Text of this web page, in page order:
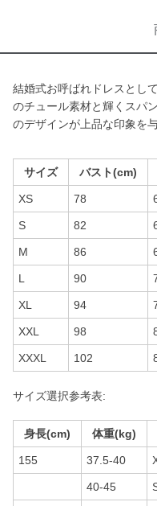
結婚式お呼ばれドレスとし
のチュール素材と輝くスパ
のデザインが上品な印象を与
サイズ バスト(cm)
XS 78
S 82
M 86
L 90
XL 94
XXL 98
XXXL 102
サイズ選択参考表:
身長(cm) 体重(kg)
155 37.5-40
40-45